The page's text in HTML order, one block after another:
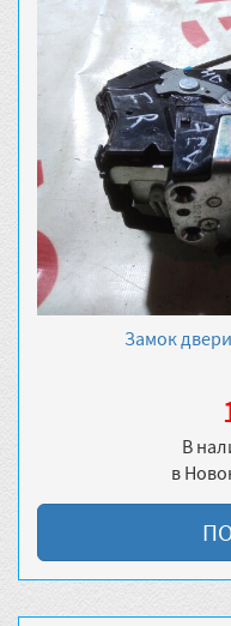
Замок двери
В
в